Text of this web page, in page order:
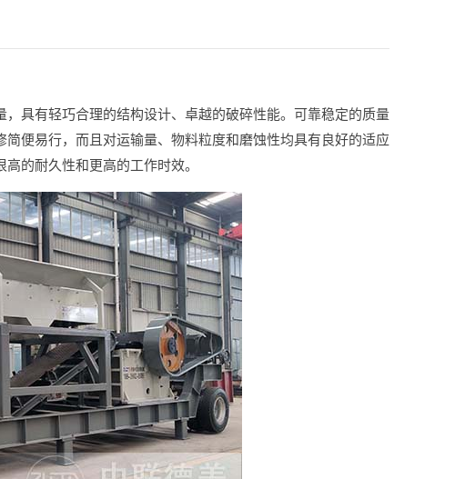
具有轻巧合理的结构设计、卓越的破碎性能。可靠稳定的质量
便易行，而且对运输量、物料粒度和磨蚀性均具有良好的适应
的耐久性和更高的工作时效。